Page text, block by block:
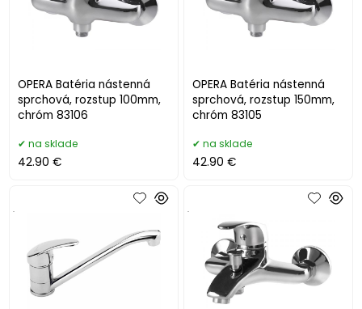
OPERA Batéria nástenná
sprchová, rozstup 100mm,
chróm 83106
na sklade
42.90 €
OPERA Batéria nástenná
sprchová, rozstup 150mm,
chróm 83105
na sklade
42.90 €
. .